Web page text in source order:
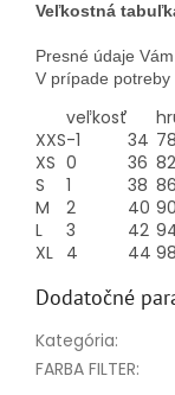
Veľkostná
Presné údaje
V prípade potreby
veľkosť
XXS-1 34
XS 0 36
S
1 38
M
2 40
L
3 42
XL 4 44
Dodatočné
Kategória:
FARBA FILTER: